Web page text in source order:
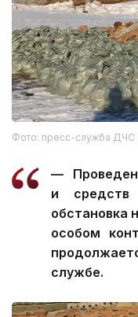
Фото: пресс-служба
—
и средств
обстановка
особом
службе.